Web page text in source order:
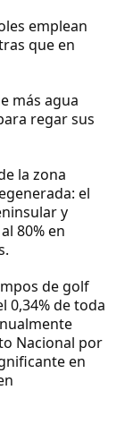
emplean
que en
más agua
regar sus
la zona
el
y
80% en
de golf
0,34% de toda
Nacional por
en